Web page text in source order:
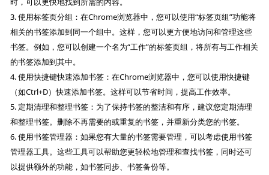
3. 使用标签页分组：在Chrome浏览器中，您可以使用“标签页组”功能将
相关的书签添加到同一个组中。这样，您可以更方便地访问和管理这些
书签。例如，您可以创建一个名为“工作”的标签页组，将所有与工作相关
的书签添加到其中。
4. 使用快捷键快速添加书签：在Chrome浏览器中，您可以使用快捷键
（如Ctrl+D）快速添加书签。这样可以节省时间，提高工作效率。
5. 定期清理和整理书签：为了保持书签的整洁和有序，建议您定期清理
和整理书签。删除不再需要的或重复的书签，并重新分类您的书签。
6. 使用书签管理器：如果您有大量的书签需要管理，可以考虑使用书签
管理器工具。这些工具可以帮助您更轻松地管理和查找书签，同时还可
以提供额外的功能，如书签同步、书签备份等。